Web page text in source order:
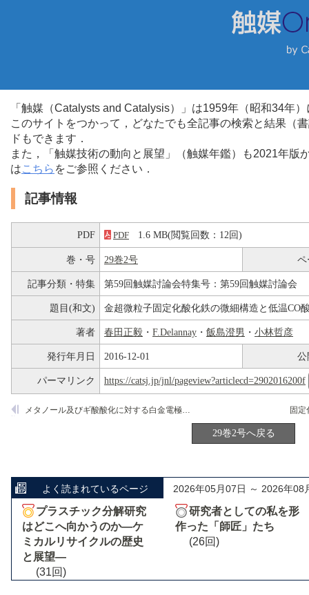
「触媒（Catalysts and Catalysis）」は1959年（昭和34年
このサイトをつかって，どなたでも全記事の検索と結果（
ドもできます．
また，「触媒技術の動向と展望」（触媒年鑑）も2021年
はこちら をご参照ください．
記事情報
PDF PDF 1.6 MB(閲覧回数：12回)
巻・号 29巻2号 ペ
記事分類・特集 第59回触媒討論会特集号：第59回触媒討論会
題目(和文) 金超微粒子固定化酸化鉄の微細構造と低温CO
著者 春田正毅 ・ F.Delannay ・ 飯島澄男 ・ 小林哲彦
発行年月日 2016-12-01 公
パーマリンク https://catsj.jp/jnl/pageview?articlecd=2902016200f
メタノール及びギ酸酸化に対する白金電極の触媒機能と吸着種の被毒作用
29巻2号へ戻る
よく読まれているページ 2026年05月07日 ～ 2026年08
プラスチック分解研究
はどこへ向かうのか―ケ
ミカルリサイクルの歴史
と展望―
(31回)
研究者としての私を形
作った「師匠」たち
(26回)